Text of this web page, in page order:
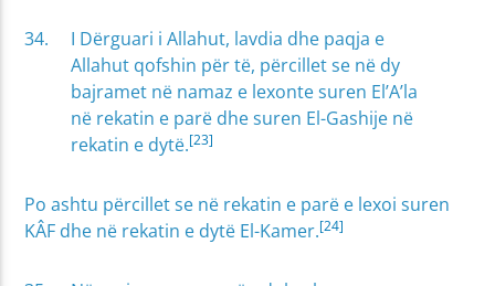
I Dërguari i Allahut, lavdia dhe paqja e
Allahut qofshin për të, përcillet se në dy
bajramet në namaz e lexonte suren El’A’la
në rekatin e parë dhe suren El-Gashije në
rekatin e dytë.[23]
Po ashtu përcillet se në rekatin e parë e lexoi suren
KÂF dhe në rekatin e dytë El-Kamer.[24]